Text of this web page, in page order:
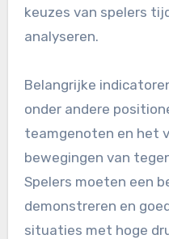
keuzes van spelers
analyseren.
Belangrijke
onder andere
teamgenoten en het
bewegingen van
Spelers moeten een
demonstreren en
situaties met hoge